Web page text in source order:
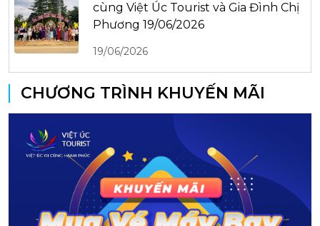
cùng Việt Úc Tourist và Gia Đình Chị
Phương 19/06/2026
19/06/2026
CHƯƠNG TRÌNH KHUYẾN MÃI